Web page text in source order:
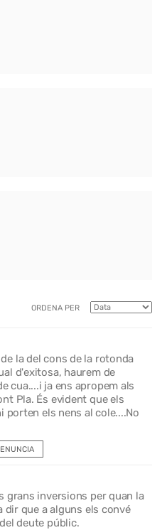
ORDENA PER
la del cons de la rotonda
d'exitosa, haurem de
cua....i ja ens apropem als
Pla. És evident que els
els nens al cole....No
grans inversions per quan la
dir que a alguns els convé
deute públic.